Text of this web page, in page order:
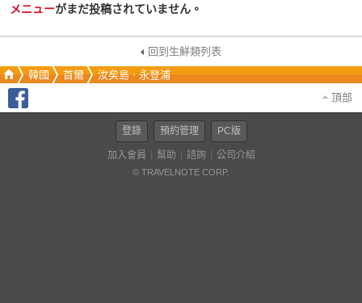
メニューがまだ投稿されていません。
回到生鮮類列表
韓國
首爾
汝矣島ㆍ永登浦
頂部
登錄 預約管理 PC版
加入會員 幫助 諮詢 公司介紹
© TRAVELNOTE CORP.